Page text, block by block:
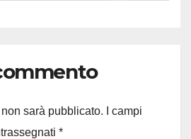
sarà pubblicato.
I campi
*